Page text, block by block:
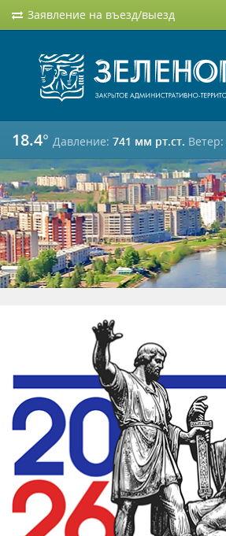
Заявление на въезд/выезд
18.4° Давление: 741 мм рт.ст. Ветер: